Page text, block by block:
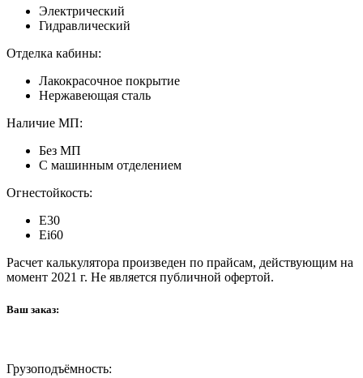
Электрический
Гидравлический
Отделка кабины:
Лакокрасочное покрытие
Нержавеющая сталь
Наличие МП:
Без МП
С машинным отделением
Огнестойкость:
E30
Ei60
Расчет калькулятора произведен по прайсам, действующим на
момент 2021 г. Не является публичной офертой.
Ваш заказ:
Грузоподъёмность: